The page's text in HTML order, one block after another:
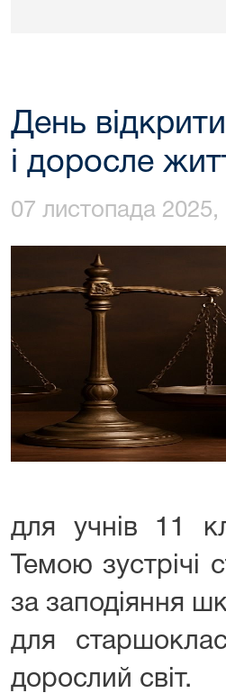
День
і доросле
07 листопада 2025,
для учнів 11
Темою зустрічі
за заподіяння
для
дорослий світ.